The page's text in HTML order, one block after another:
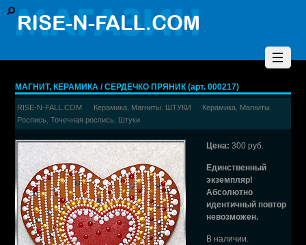
МАГНИТ, КЕРАМИКА / СЕРДЕЧКО ПРЯНИК (арт. 000217)
RISE-N-FALL.COM Керамика, Магниты ШТУКИ Керамика Магниты
Роспись ,Точечная роспись Штуки
Цена: 300 руб.
Единственный
экземпляр!
Абсолютно
идентичный повтор
невозможен.
В наличии.